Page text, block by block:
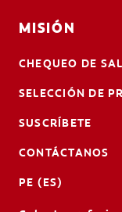
MISIÓN
CHEQUEO DE
SELECCIÓN DE
SUSCRÍBETE
CONTÁCTANOS
PE (ES)